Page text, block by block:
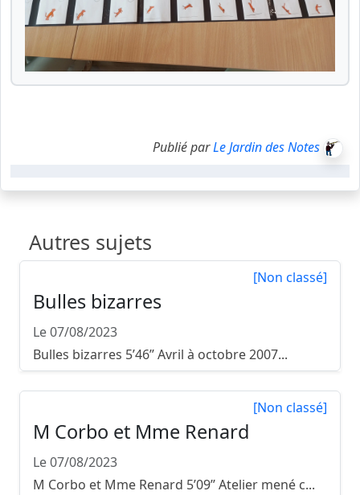
Publié parLe Jardin des Notes
Autres sujets
[Non classé]
Bulles bizarres
Le 07/08/2023
Bulles bizarres 5’46’’ Avril à octobre 2007...
[Non classé]
M Corbo et Mme Renard
Le 07/08/2023
M Corbo et Mme Renard 5’09’’ Atelier mené c...